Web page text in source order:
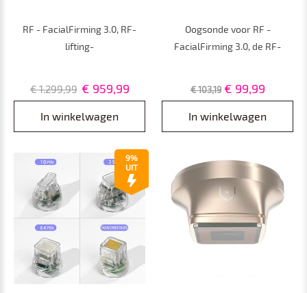
RF - FacialFirming 3.0, RF-
lifting-
professionele verjonging,
thuisgebruik
€ 1.299,99 € 959,99
In winkelwagen
Oogsonde voor RF -
FacialFirming 3.0, de RF-
met dubbele kop
€ 103,19€ 99,99
In winkelwagen
9%
UIT